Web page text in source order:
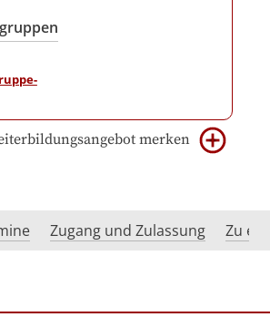
merken
Zugang und Zulassung Zu